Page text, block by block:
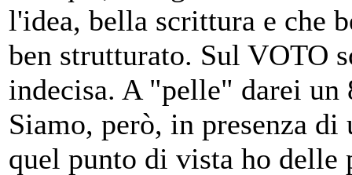
l'idea, bella scrittura e che
ben strutturato. Sul VOTO
indecisa. A "pelle" darei un
Siamo, però, in presenza
quel punto di vista ho delle